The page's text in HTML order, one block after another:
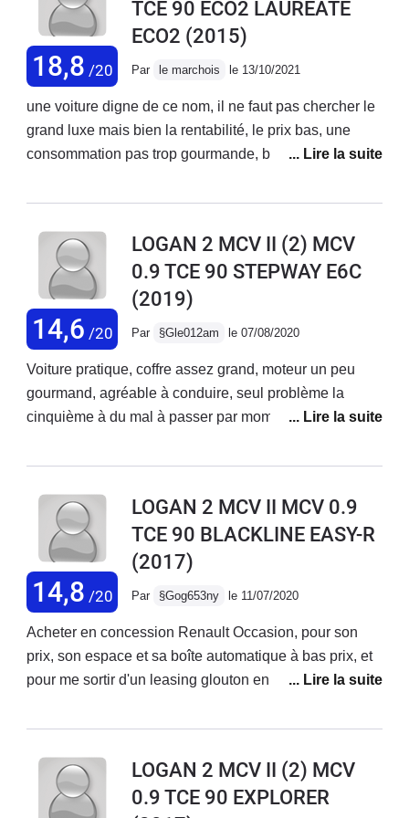
intérieurs simples et rudes mais solides Ventilation
bruyante Achetée neuve il y a quatre ans parcouru +
de 80 000km jamais aucun problème même les
plaquettes sont d'origines
18,8 /20
TCE 90 ECO2 LAUREATE
ECO2 (2015)
Par le marchois le 13/10/2021
une voiture digne de ce nom, il ne faut pas chercher le
grand luxe mais bien la rentabilité, le prix bas, une
consommation pas trop gourmande, bref une voiture
euros pour l'entretien 60000 km).Grand coffre pour
usure des pneus impeccable (pneus été 48000 km,
pneus hiver 12000 km).Si je devais changer de voiture,
je reprend une dacia sans hésiter.
14,6 /20
LOGAN 2 MCV II (2) MCV
0.9 TCE 90 STEPWAY E6C
(2019)
Par §Gle012am le 07/08/2020
Voiture pratique, coffre assez grand, moteur un peu
gourmand, agréable à conduire, seul problème la
cinquième à du mal à passer par moment, la marche
aussi manque un peu de puissance il aurait fallu 100ch
design classique, suspension un peu ferme, sièges
confortables.
14,8 /20
LOGAN 2 MCV II MCV 0.9
TCE 90 BLACKLINE EASY-R
(2017)
Par §Gog653ny le 11/07/2020
Acheter en concession Renault Occasion, pour son
prix, son espace et sa boîte automatique à bas prix, et
pour me sortir d'un leasing glouton en Euros.La Logan
pratique, spacieuse, les équipements nécessaires sont
discount.Commençons par ses qualités.-SON PRIX!!!
12300€...... d'occasion chez Renault à 16000kms et
LOGAN 2 MCV II (2) MCV
0.9 TCE 90 EXPLORER